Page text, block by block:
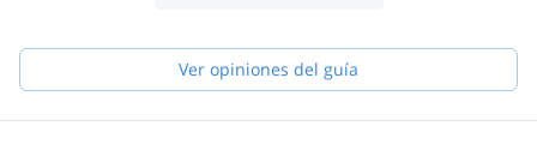
shelter, where to find myself again.
Meanwhile, an idea started to grow inside me and became a
Ver opiniones del guía